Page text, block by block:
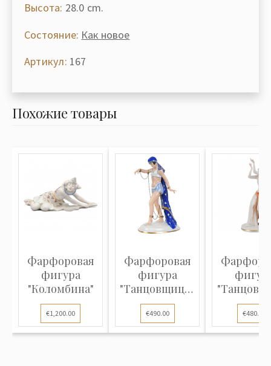
Высота: 28.0 cm.
Состояние: Как новое
Артикул: 167
Похожие товары
Фарфоровая
фигура
"Коломбина"
€1,200.00
Фарфоровая
фигура
"Танцовщица-
рабыня"
€490.00 €480.00